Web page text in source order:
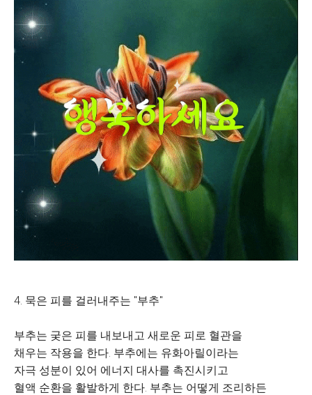
4. 묵은 피를 걸러내주는 "부추"
부추는 궂은 피를 내보내고 새로운 피로 혈관을
채우는 작용을 한다. 부추에는 유화아릴이라는
자극 성분이 있어 에너지 대사를 촉진시키고
혈액 순환을 활발하게 한다. 부추는 어떻게 조리하든